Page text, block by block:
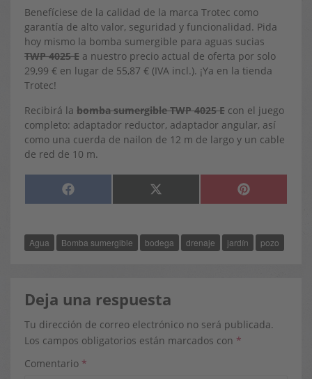
Benefíciese de la calidad de la marca Trotec como
garantía de alto valor, seguridad y funcionalidad. Pida
hoy mismo la bomba sumergible para aguas sucias
TWP 4025 E a nuestro precio actual de oferta por solo
29,99 € en lugar de 55,87 € (IVA incl.). ¡Ya en la tienda
Trotec!
Recibirá la bomba sumergible TWP 4025 E con el juego
completo: adaptador reductor, adaptador angular, así
como una cuerda de nailon de 12 m de largo y un cable
de red de 10 m.
COMPARTIR
F
A
O
O
K
COMPARTIR
X
(
T
T
E
COMPARTIR
P
I
R
S
Agua Bomba sumergible bodega drenaje jardín pozo
Deja una respuesta
Tu dirección de correo electrónico no será publicada.
Los campos obligatorios están marcados con *
Comentario *